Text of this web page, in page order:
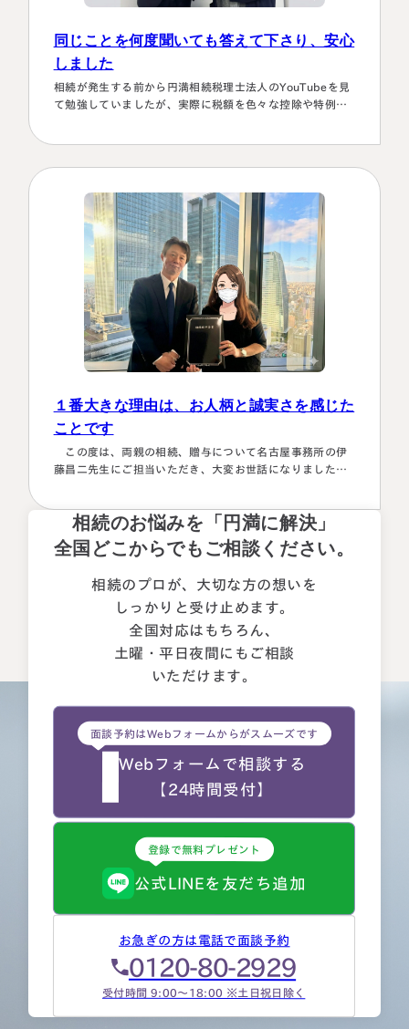
同じことを何度聞いても答えて下さり、安心
しました
相続が発生する前から円満相続税理士法人のYouTubeを見
て勉強していましたが、実際に税額を色々な控除や特例を
ず、届いた書類を全部加藤先生へメールで送ってまとめあ
げて頂きました。心配で同じこと…
１番大きな理由は、お人柄と誠実さを感じた
ことです
この度は、両親の相続、贈与について名古屋事務所の伊
藤昌二先生にご担当いただき、大変お世話になりました。
ュートラルでした。 ②丁寧なご対応とわかりやすい説明で
した。 素人がわかりやすいように、わかるまで何度も教
えて下さいました。 ③お人柄と同様に、専門家として全面
相続のお悩みを「円満に解決」
全国どこからでもご相談ください。
相続のプロが、大切な方の想いを
しっかりと受け止めます。
全国対応はもちろん、
土曜・平日夜間にもご相談
いただけます。
面談予約はWebフォームからがスムーズです
Webフォームで相談する
【24時間受付】
登録で無料プレゼント
公式LINEを友だち追加
お急ぎの方は電話で面談予約
0120-80-2929
受付時間 9:00～18:00 ※土日祝日除く